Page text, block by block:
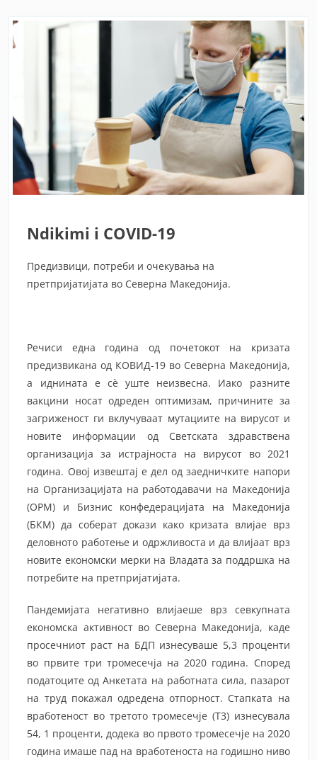
Ndikimi i COVID-19
Предизвици, потреби и очекувања на
претпријатијата во Северна Македонија.
Речиси една година од почетокот на кризата
предизвикана од КОВИД-19 во Северна Македонија,
а иднината е сѐ уште неизвесна. Иако разните
вакцини носат одреден оптимизам, причините за
загриженост ги вклучуваат мутациите на вирусот и
новите информации од Светската здравствена
организација за истрајноста на вирусот во 2021
година. Овој извештај е дел од заедничките напори
на Организацијата на работодавачи на Македонија
(ОРМ) и Бизнис конфедерацијата на Македонија
(БКМ) да соберат докази како кризата влијае врз
деловното работење и одржливоста и да влијаат врз
новите економски мерки на Владата за поддршка на
потребите на претпријатијата.
Пандемијата негативно влијаеше врз севкупната
економска активност во Северна Македонија, каде
просечниот раст на БДП изнесуваше 5,3 проценти
во првите три тромесечја на 2020 година. Според
податоците од Анкетата на работната сила, пазарот
на труд покажал одредена отпорност. Стапката на
вработеност во третото тромесечје (Т3) изнесувала
54, 1 проценти, додека во првото тромесечје на 2020
година имаше пад на вработеноста на годишно ниво